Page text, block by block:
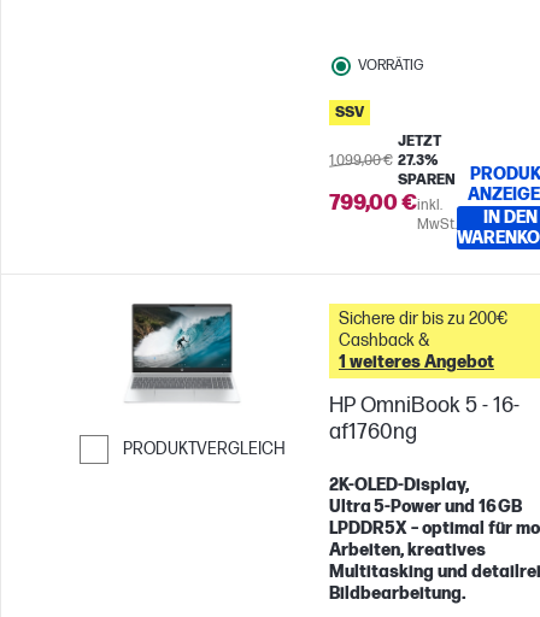
VORRÄTIG
SSV
1.099,00 €
JETZT
27.3%
SPAREN
799,00 €inkl.
MwSt.
IN DEN
PRODUKTVERGLEICH
Weiter zum Vergleichen
Sichere dir bis zu 200€
Cashback &
1 weiteres Angebot
HP OmniBook 5 - 16-
af1760ng
2K‑OLED‑Display,
Ultra 5‑Power und 16 GB
LPDDR5X – optimal für
Arbeiten, kreatives
Multitasking und
Bildbearbeitung.